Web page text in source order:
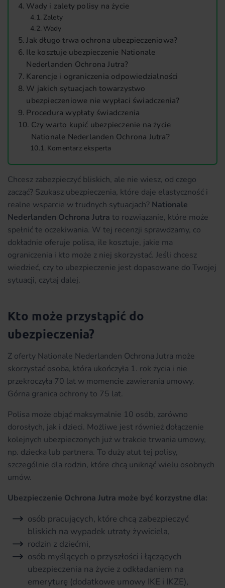
Wady i zalety polisy na życie
Zalety
Wady
Jak długo trwa ochrona ubezpieczeniowa?
Ile kosztuje ubezpieczenie Nationale
Nederlanden Ochrona Jutra?
Karencje i ograniczenia odpowiedzialności
W jakich sytuacjach towarzystwo
ubezpieczeniowe nie wypłaci świadczenia?
Procedura wypłaty świadczenia
Czy warto kupić ubezpieczenie na życie
Nationale Nederlanden Ochrona Jutra?
Komentarz eksperta
Chcesz zabezpieczyć bliskich, ale nie wiesz, od czego
zacząć? Szukasz ubezpieczenia, które daje elastyczność i
realne wsparcie w trudnych sytuacjach? Nationale
Nederlanden Ochrona Jutra to rozwiązanie, które może
spełnić te oczekiwania. W tej recenzji sprawdzamy, co
dokładnie oferuje polisa, ile kosztuje, jakie ma
ograniczenia i kto może z niej skorzystać. Jeśli chcesz
wiedzieć, czy to ubezpieczenie jest dopasowane do Twojej
sytuacji, czytaj dalej.
Kto może przystąpić do
ubezpieczenia?
Z oferty Nationale Nederlanden Ochrona Jutra może
skorzystać osoba, która ukończyła 1. rok życia i nie
przekroczyła 70 lat w momencie zawierania umowy.
Górna granica ochrony to 75 lat.
Polisa może objąć maksymalnie 10 osób, zarówno
dorosłych, jak i dzieci. Możliwe jest również dołączenie
kolejnych ubezpieczonych już w trakcie trwania umowy,
np. dziecka lub partnera. To duży atut tej polisy,
szczególnie dla rodzin, które chcą uniknąć wielu osobnych
umów.
Ubezpieczenie Ochrona Jutra może być korzystne dla:
osób pracujących, które chcą zabezpieczyć
bliskich na wypadek utraty żywiciela,
rodzin z dziećmi,
osób myślących o przyszłości i łączących
ubezpieczenia na życie z odkładaniem na
emeryturę (dodatkowe umowy IKE i IKZE),